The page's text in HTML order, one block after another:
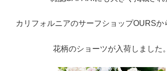
カリフォルニアのサーフショップOURSか
花柄のショーツが入荷しました。